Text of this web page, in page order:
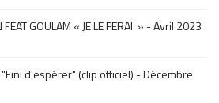
FEAT GOULAM « JE LE FERAI » - Avril 2023
d'espérer" (clip officiel) - Décembre